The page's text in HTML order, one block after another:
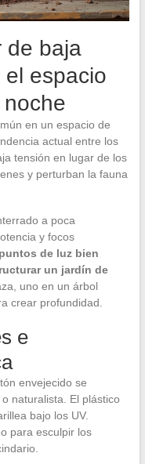
de baja
espacio
en un espacio de
actual entre los
tensión en lugar de los
y perturban la fauna
a poca
y focos
de luz bien
un jardín de
uno en un árbol
crear profundidad.
e
envejecido se
naturalista. El plástico
bajo los UV.
para esculpir los